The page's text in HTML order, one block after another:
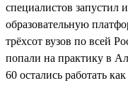
специалистов
образовательную
трёхсот вузов по всей
попали на практику в
60 остались работать